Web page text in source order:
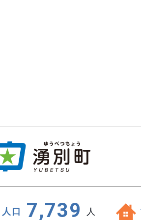
人口 7,739 人